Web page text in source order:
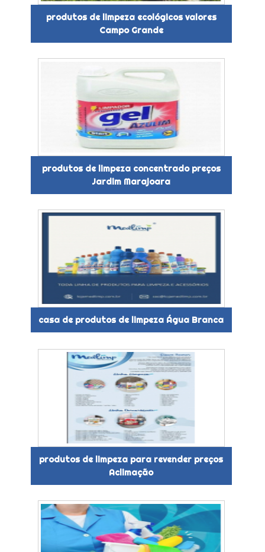
produtos de limpeza ecológicos valores
Campo Grande
produtos de limpeza concentrado preços
Jardim Marajoara
casa de produtos de limpeza Água Branca
produtos de limpeza para revender preços
Aclimação